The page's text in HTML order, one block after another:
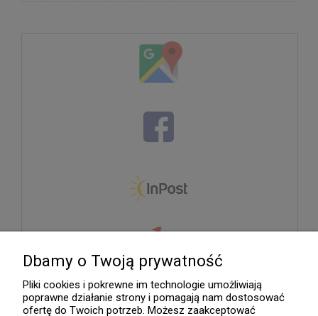
Dbamy o Twoją prywatność
Pliki cookies i pokrewne im technologie umożliwiają
poprawne działanie strony i pomagają nam dostosować
ofertę do Twoich potrzeb. Możesz zaakceptować